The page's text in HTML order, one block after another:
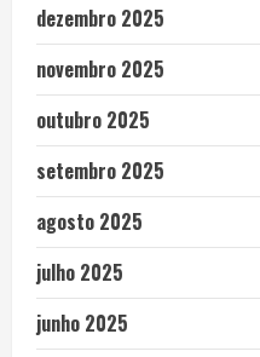
dezembro 2025
novembro 2025
outubro 2025
setembro 2025
agosto 2025
julho 2025
junho 2025